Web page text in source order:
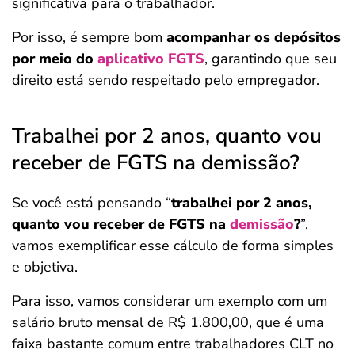
Por isso, é sempre bom acompanhar os depósitos
por meio do aplicativo FGTS, garantindo que seu
direito está sendo respeitado pelo empregador.
Trabalhei por 2 anos, quanto vou
receber de FGTS na demissão?
Se você está pensando “trabalhei por 2 anos,
quanto vou receber de FGTS na demissão?”,
vamos exemplificar esse cálculo de forma simples
e objetiva.
Para isso, vamos considerar um exemplo com um
salário bruto mensal de R$ 1.800,00, que é uma
faixa bastante comum entre trabalhadores CLT no